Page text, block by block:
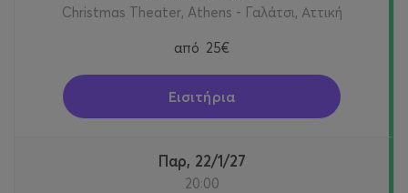
Christmas Theater, Athens - Γαλάτσι, Αττική
από 25€
Εισιτήρια
Παρ, 22/1/27
20:00